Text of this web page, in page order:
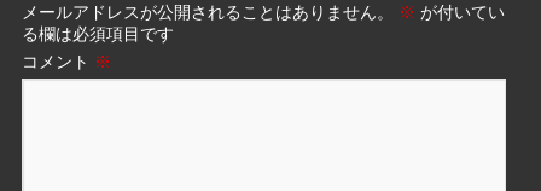
メールアドレスが公開されることはありません。 ※ が付いてい
る欄は必須項目です
コメント ※